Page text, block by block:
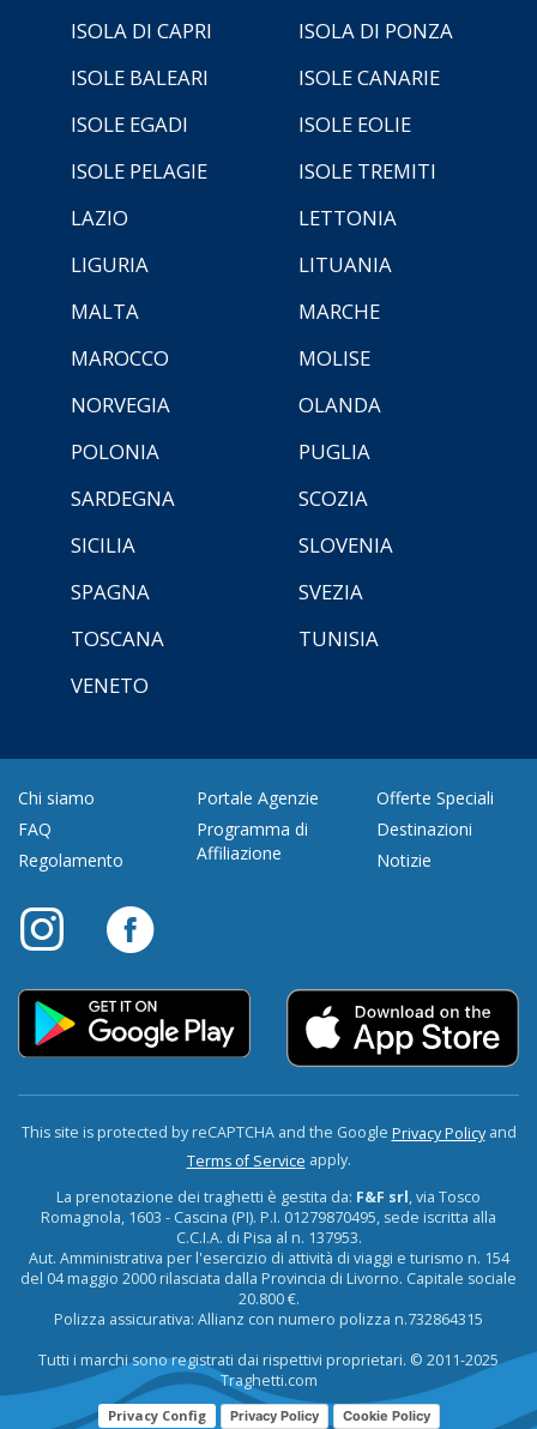
ISOLA DI CAPRI
ISOLA DI PONZA
ISOLE BALEARI
ISOLE CANARIE
ISOLE EGADI
ISOLE EOLIE
ISOLE PELAGIE
ISOLE TREMITI
LAZIO
LETTONIA
LIGURIA
LITUANIA
MALTA
MARCHE
MAROCCO
MOLISE
NORVEGIA
OLANDA
POLONIA
PUGLIA
SARDEGNA
SCOZIA
SICILIA
SLOVENIA
SPAGNA
SVEZIA
TOSCANA
TUNISIA
VENETO
Chi siamo
FAQ
Regolamento
Portale Agenzie
Programma di
Affiliazione
Offerte Speciali
Destinazioni
Notizie
This site is protected by reCAPTCHA and the Google Privacy Policyand
Terms of Service apply.
La prenotazione dei traghetti è gestita da: F&F srl, via Tosco
Romagnola, 1603 - Cascina (PI). P.I. 01279870495, sede iscritta alla
C.C.I.A. di Pisa al n. 137953.
Aut. Amministrativa per l'esercizio di attività di viaggi e turismo n. 154
del 04 maggio 2000 rilasciata dalla Provincia di Livorno. Capitale sociale
20.800 €.
Polizza assicurativa: Allianz con numero polizza n.732864315
Tutti i marchi sono registrati dai rispettivi proprietari. © 2011-2025
Traghetti.com
Privacy Config Privacy Policy Cookie Policy